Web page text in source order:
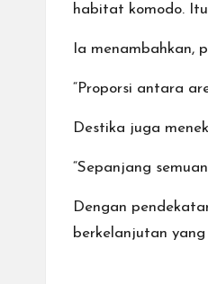
habitat komodo.
Ia menambahkan,
“Proporsi antara
Destika juga
“Sepanjang
Dengan
berkelanjutan